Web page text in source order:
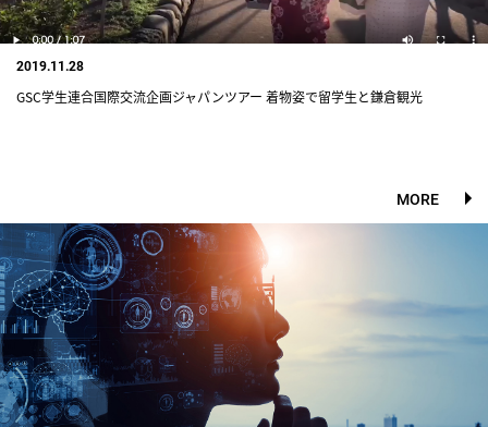
2019.11.28
GSC学生連合国際交流企画ジャパンツアー 着物姿で留学生と鎌倉観光
MORE